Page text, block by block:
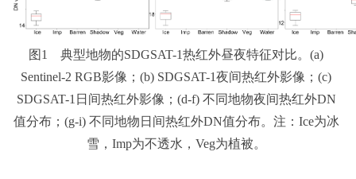
图1 典型地物的SDGSAT-1热红外昼夜特征对比。(a)
Sentinel-2 RGB影像；(b) SDGSAT-1夜间热红外影像；(c)
SDGSAT-1日间热红外影像；(d-f) 不同地物夜间热红外DN
值分布；(g-i) 不同地物日间热红外DN值分布。注：Ice为冰
雪，Imp为不透水，Veg为植被。